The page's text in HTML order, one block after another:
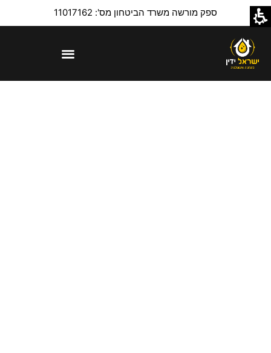
ספק מורשה משרד הביטחון מס': 11017162